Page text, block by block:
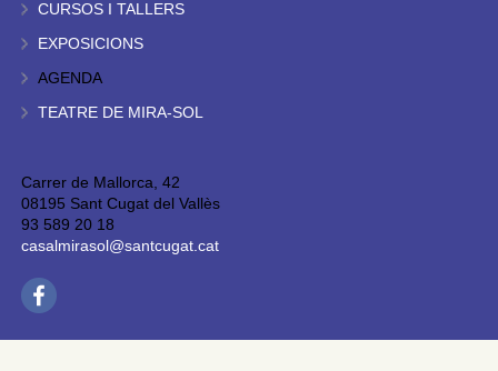
CURSOS I TALLERS
EXPOSICIONS
AGENDA
TEATRE DE MIRA-SOL
Carrer de Mallorca, 42
08195 Sant Cugat del Vallès
93 589 20 18
casalmirasol@santcugat.cat